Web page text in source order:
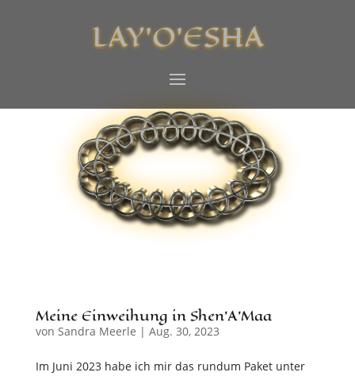
LAY’O’ESHA
Meine Einweihung in Shen’A’Maa
von Sandra Meerle | Aug. 30, 2023
Im Juni 2023 habe ich mir das rundum Paket unter